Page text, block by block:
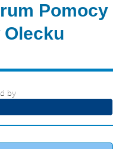
Pomocy
Olecku
by